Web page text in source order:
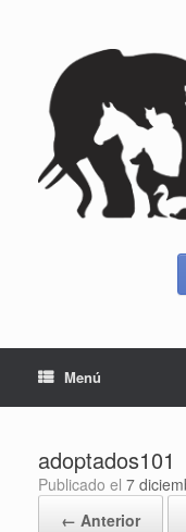
Menú
adoptados101
Publicado el 7
← Anterior